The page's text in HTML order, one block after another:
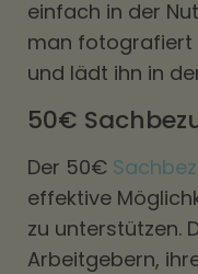
einfach in der
man fotografiert
und lädt ihn in
50€
Der 50€
effektive
zu unterstützen.
Arbeitgebern,